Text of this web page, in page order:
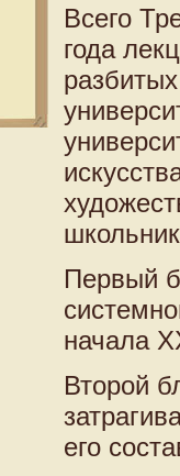
Всего
года
Первый
начала
Второй
его